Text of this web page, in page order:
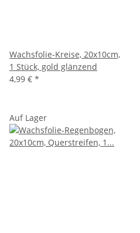
Wachsfolie-Kreise, 20x10cm,
1 Stück, gold glänzend
4,99 € *
Auf Lager